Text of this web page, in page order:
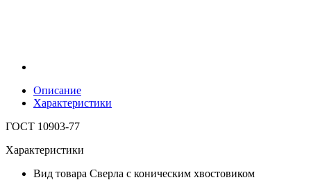
Описание
Характеристики
ГОСТ 10903-77
Характеристики
Вид товара Сверла с коническим хвостовиком